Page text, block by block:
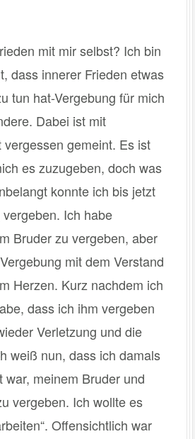
mit mir selbst? Ich bin
dass innerer Frieden etwas
tun hat-Vergebung für mich
Dabei ist mit
vergessen gemeint. Es ist
es zuzugeben, doch was
konnte ich bis jetzt
Ich habe
Bruder zu vergeben, aber
mit dem Verstand
Herzen. Kurz nachdem ich
dass ich ihm vergeben
Verletzung und die
weiß nun, dass ich damals
war, meinem Bruder und
vergeben. Ich wollte es
Offensichtlich war